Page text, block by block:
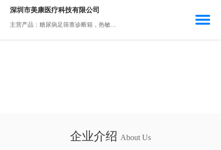
深圳市美康医疗科技有限公司
主营产品：糖尿病足筛查诊断箱，热敏胶片，多普勒胎心仪，医用胶片，血管显像仪
企业介绍 About Us